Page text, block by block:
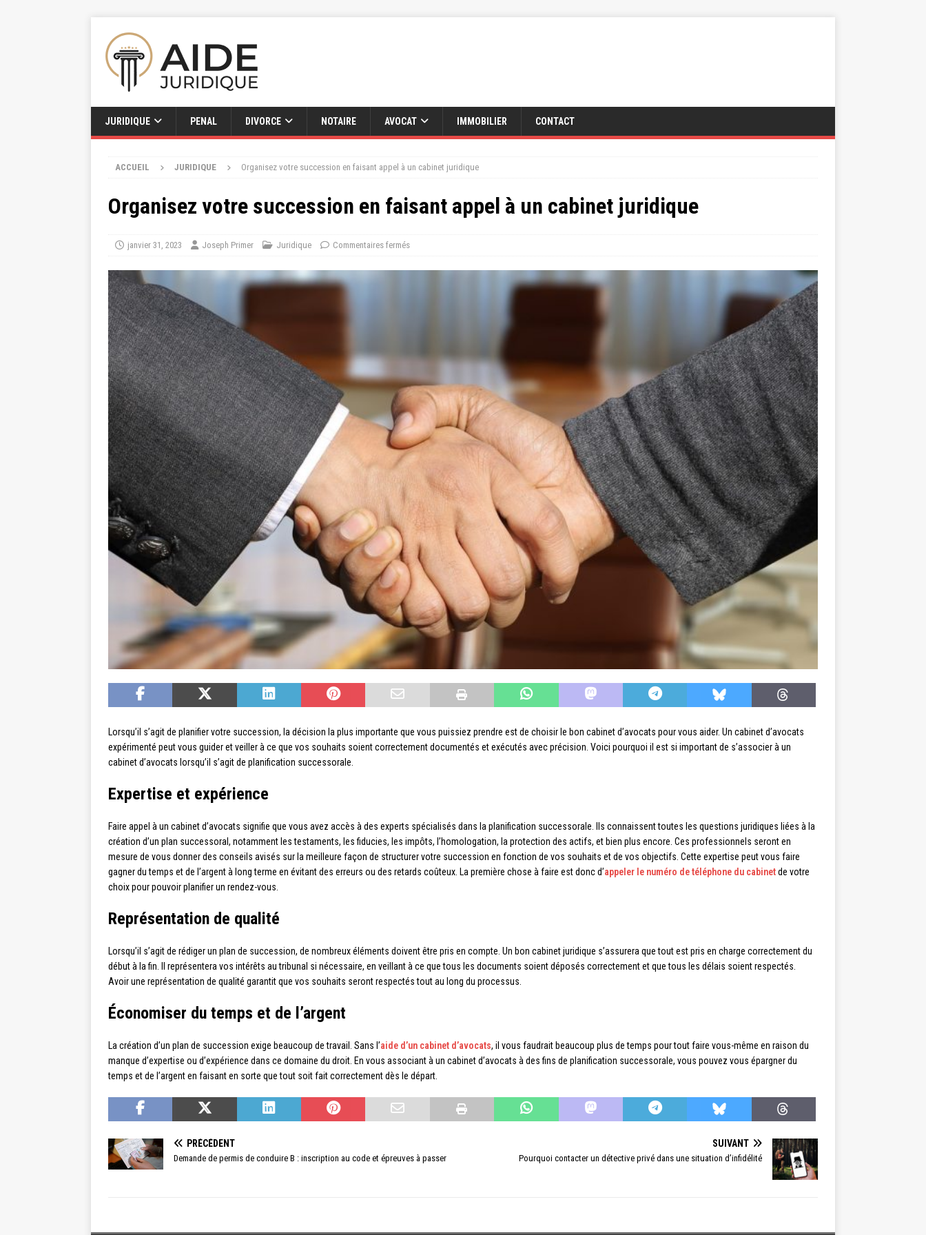
JURIDIQUE PENAL DIVORCE NOTAIRE AVOCAT IMMOBILIER CONTACT
ACCUEIL JURIDIQUE Organisez votre succession en faisant appel à un cabinet juridique
Organisez votre succession en faisant appel à un cabinet juridique
janvier 31, 2023 Joseph Primer Juridique Commentaires fermés
Lorsqu’il s’agit de planifier votre succession, la décision la plus importante que vous puissiez prendre est de choisir le bon cabinet d’avocats pour vous aider. Un cabinet d’avocats
expérimenté peut vous guider et veiller à ce que vos souhaits soient correctement documentés et exécutés avec précision. Voici pourquoi il est si important de s’associer à un
cabinet d’avocats lorsqu’il s’agit de planification successorale.
Expertise et expérience
Faire appel à un cabinet d’avocats signifie que vous avez accès à des experts spécialisés dans la planification successorale. Ils connaissent toutes les questions juridiques liées à la
création d’un plan successoral, notamment les testaments, les fiducies, les impôts, l’homologation, la protection des actifs, et bien plus encore. Ces professionnels seront en
mesure de vous donner des conseils avisés sur la meilleure façon de structurer votre succession en fonction de vos souhaits et de vos objectifs. Cette expertise peut vous faire
gagner du temps et de l’argent à long terme en évitant des erreurs ou des retards coûteux. La première chose à faire est donc d’appeler le numéro de téléphone du cabinetde votre
choix pour pouvoir planifier un rendez-vous.
Représentation de qualité
Lorsqu’il s’agit de rédiger un plan de succession, de nombreux éléments doivent être pris en compte. Un bon cabinet juridique s’assurera que tout est pris en charge correctement du
début à la fin. Il représentera vos intérêts au tribunal si nécessaire, en veillant à ce que tous les documents soient déposés correctement et que tous les délais soient respectés.
Avoir une représentation de qualité garantit que vos souhaits seront respectés tout au long du processus.
Économiser du temps et de l’argent
La création d’un plan de succession exige beaucoup de travail. Sans l’aide d’un cabinet d’avocats, il vous faudrait beaucoup plus de temps pour tout faire vous-même en raison du
manque d’expertise ou d’expérience dans ce domaine du droit. En vous associant à un cabinet d’avocats à des fins de planification successorale, vous pouvez vous épargner du
temps et de l’argent en faisant en sorte que tout soit fait correctement dès le départ.
PRÉCÉDENT
Demande de permis de conduire B : inscription au code et épreuves à passer
SUIVANT
Pourquoi contacter un détective privé dans une situation d’infidélité